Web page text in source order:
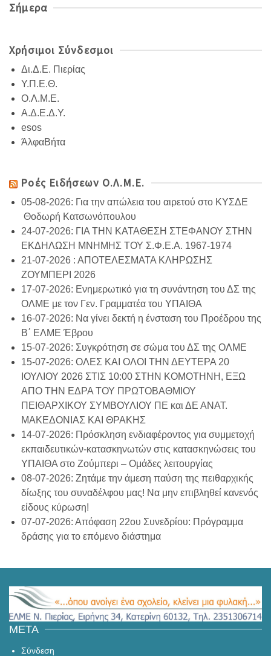
Σήμερα
Χρήσιμοι Σύνδεσμοι
Δι.Δ.Ε. Πιερίας
Υ.Π.Ε.Θ.
Ο.Λ.Μ.Ε.
Α.Δ.Ε.Δ.Υ.
esos
ΆλφαΒήτα
Ροές Ειδήσεων Ο.Λ.Μ.Ε.
05-08-2026: Για την απώλεια του αιρετού στο ΚΥΣΔΕ
Θοδωρή Κατσωνόπουλου
24-07-2026: ΓΙΑ ΤΗΝ ΚΑΤΑΘΕΣΗ ΣΤΕΦΑΝΟΥ ΣΤΗΝ
ΕΚΔΗΛΩΣΗ ΜΝΗΜΗΣ ΤΟΥ Σ.Φ.Ε.Α. 1967-1974
21-07-2026 : ΑΠΟΤΕΛΕΣΜΑΤΑ ΚΛΗΡΩΣΗΣ
ΖΟΥΜΠΕΡΙ 2026
17-07-2026: Ενημερωτικό για τη συνάντηση του ΔΣ της
ΟΛΜΕ με τον Γεν. Γραμματέα του ΥΠΑΙΘΑ
16-07-2026: Να γίνει δεκτή η ένσταση του Προέδρου της
Β΄ ΕΛΜΕ Έβρου
15-07-2026: Συγκρότηση σε σώμα του ΔΣ της ΟΛΜΕ
15-07-2026: ΟΛΕΣ ΚΑΙ ΟΛΟΙ ΤΗΝ ΔΕΥΤΕΡΑ 20
ΙΟΥΛΙΟΥ 2026 ΣΤΙΣ 10:00 ΣΤΗΝ ΚΟΜΟΤΗΝΗ, ΕΞΩ
ΑΠΟ ΤΗΝ ΕΔΡΑ ΤΟΥ ΠΡΩΤΟΒΑΘΜΙΟΥ
ΠΕΙΘΑΡΧΙΚΟΥ ΣΥΜΒΟΥΛΙΟΥ ΠΕ και ΔΕ ΑΝΑΤ.
ΜΑΚΕΔΟΝΙΑΣ ΚΑΙ ΘΡΑΚΗΣ
14-07-2026: Πρόσκληση ενδιαφέροντος για συμμετοχή
εκπαιδευτικών-κατασκηνωτών στις κατασκηνώσεις του
ΥΠΑΙΘΑ στο Ζούμπερι – Ομάδες λειτουργίας
08-07-2026: Ζητάμε την άμεση παύση της πειθαρχικής
δίωξης του συναδέλφου μας! Να μην επιβληθεί κανενός
είδους κύρωση!
07-07-2026: Απόφαση 22ου Συνεδρίου: Πρόγραμμα
δράσης για το επόμενο διάστημα
META
Σύνδεση